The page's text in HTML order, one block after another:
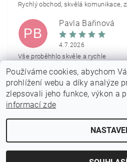
Rychlý obchod, skvělá komunikace,
PB
Pavla Bařinová
4.7.2026
Vše proběhhlo skvěle a rychle
2026 © PARTYON.cz,
Vytvořil
Používáme cookies, abychom
prohlížení webu a díky analýze
zlepsovali jeho funkce, výkon a
informací zde